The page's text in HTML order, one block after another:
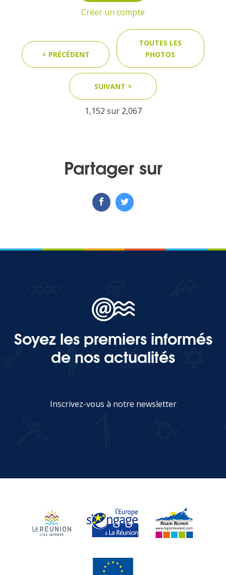
Top
Créer un compte
< PRÉCÉDENT
TOUTES LES
PHOTOS
SUIVANT >
1,152 sur 2,067
Partager sur
Soyez les premiers informés
de nos actualités
Inscrivez-vous à notre newsletter